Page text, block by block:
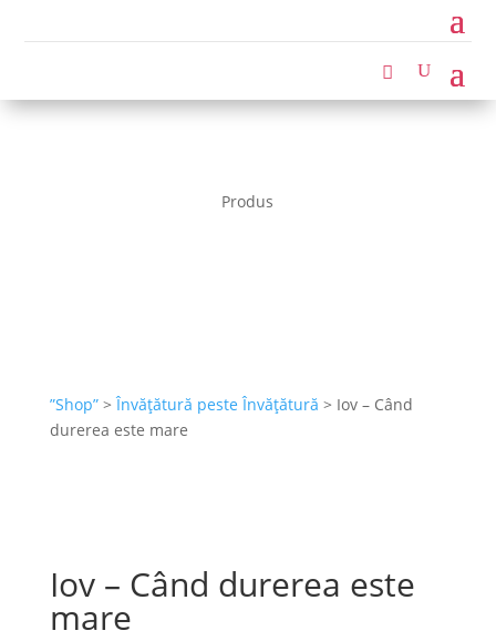
Produs
”Shop”>Învățătură peste Învățătură > Iov – Când
durerea este mare
Iov – Când durerea este
mare